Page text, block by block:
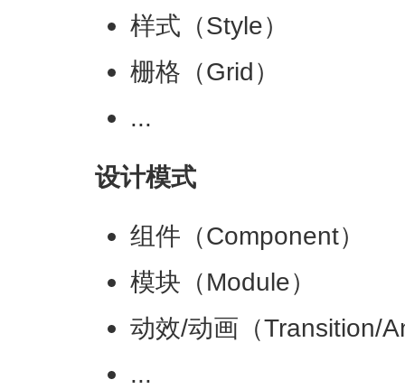
样式（Style）
栅格（Grid）
...
设计模式
组件（Component）
模块（Module）
动效/动画（Transition/
...